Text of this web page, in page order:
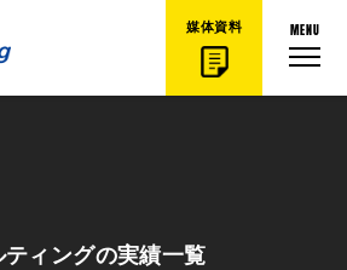
媒体資料 MENU
ィングの実績一覧